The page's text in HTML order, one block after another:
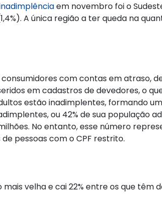
em novembro foi o
A única região a ter queda na
com contas em atraso,
em cadastros de devedores, o
estão inadimplentes, formando
ou 42% de sua população
No entanto, esse número
pessoas com o CPF restrito.
velha e cai 22% entre os que têm